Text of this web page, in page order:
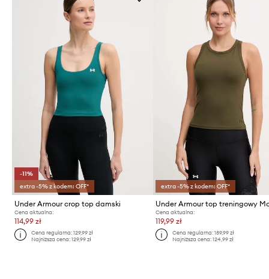
-11%
extra -5% z kodem: OFF*
Under Armour crop top damski
Cena aktualna:
114,99 zł
Cena regularna:129,99 zł
Najniższa cena:129,99 zł
extra -5% z kodem: OFF*
Under Armour top treningowy
Cena aktualna:
119,99 zł
Cena regularna: 189,99 zł
Najniższa cena: 124,99 zł